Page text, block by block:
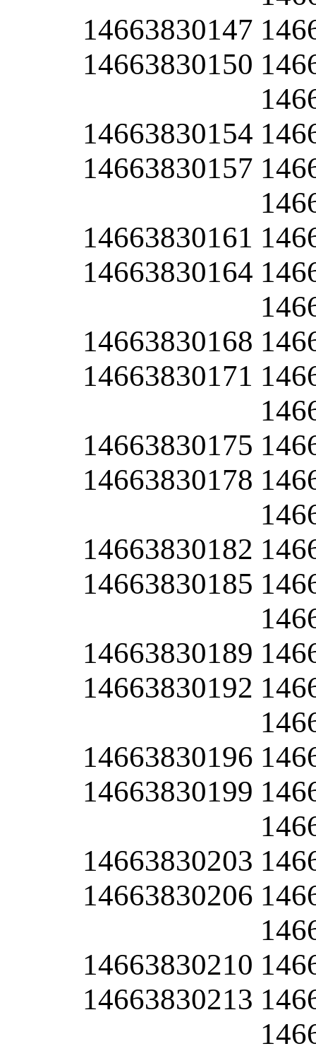
14663830147
14663830150
14663830154
14663830157
14663830161
14663830164
14663830168
14663830171
14663830175
14663830178
14663830182
14663830185
14663830189
14663830192
14663830196
14663830199
14663830203
14663830206
14663830210
14663830213